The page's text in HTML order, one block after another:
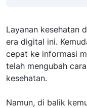
Layanan kesehatan
era digital ini.
cepat ke informasi
telah mengubah
kesehatan.
Namun, di balik